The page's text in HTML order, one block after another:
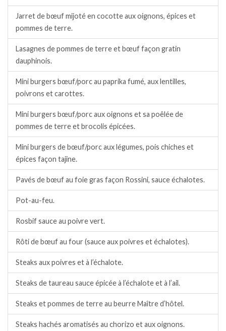
Jarret de bœuf mijoté en cocotte aux oignons, épices et
pommes de terre.
Lasagnes de pommes de terre et bœuf façon gratin
dauphinois.
Mini burgers bœuf/porc au paprika fumé, aux lentilles,
poivrons et carottes.
Mini burgers bœuf/porc aux oignons et sa poêlée de
pommes de terre et brocolis épicées.
Mini burgers de bœuf/porc aux légumes, pois chiches et
épices façon tajine.
Pavés de bœuf au foie gras façon Rossini, sauce échalotes.
Pot-au-feu.
Rosbif sauce au poivre vert.
Rôti de bœuf au four (sauce aux poivres et échalotes).
Steaks aux poivres et à l’échalote.
Steaks de taureau sauce épicée à l’échalote et à l’ail.
Steaks et pommes de terre au beurre Maître d’hôtel.
Steaks hachés aromatisés au chorizo et aux oignons.